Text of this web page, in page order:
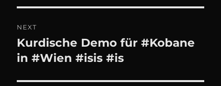
NEXT
Next
post:
Kurdische Demo für #Kobane
in #Wien #isis #is